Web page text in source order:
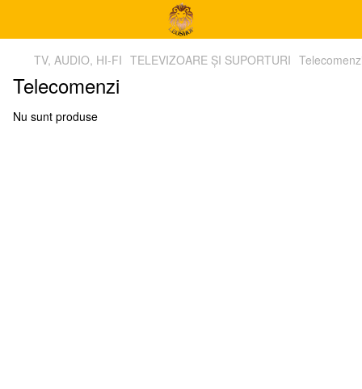
TV, AUDIO, HI-FI TELEVIZOARE ȘI SUPORTURI
Telecomenzi
Nu sunt produse